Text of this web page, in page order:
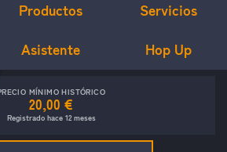
Productos Servicios
Asistente Hop Up
MÍNIMO HISTÓRICO
20,00 €
Registrado hace 12 meses